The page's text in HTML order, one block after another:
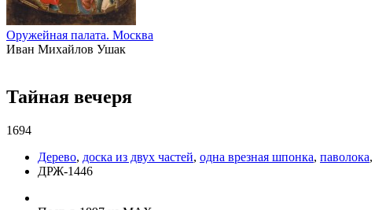
Оружейная палата. Москва
Иван Михайлов Ушак
Тайная вечеря
1694
Дерево, доска из двух частей, одна врезная шпонка, паволока,
ДРЖ-1446